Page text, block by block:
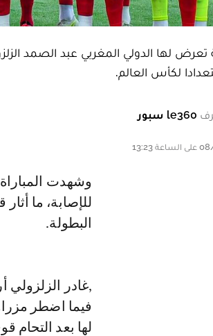
تعرض لها الدولي المغربي عبد الصمد
لكأس العالم.
le360 سبور
وشهدت المباراة تعرض الثنائي المغربي نصير مزراوي وعبد الصمد الزلزولي
للإصابة، ما
البطولة.
,غادر
لها بعد التحام